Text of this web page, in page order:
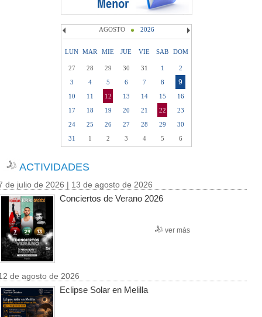
AGOSTO 2026
LUN MAR MIE JUE VIE SAB DOM
27 28 29 30 31 1
2
3
4 5 6 7 8 9
10 11 12 13 14 15
16
17
18 19 20 21 22
23
24
25 26 27 28 29
30
31
1 2 3 4 5 6
ACTIVIDADES
de julio de 2026 | 13 de agosto de 2026
Conciertos de Verano 2026
ver más
de agosto de 2026
Eclipse Solar en Melilla